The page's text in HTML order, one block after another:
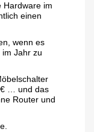
Hardware im
einen
wenn es
Jahr zu
… und das
Router und